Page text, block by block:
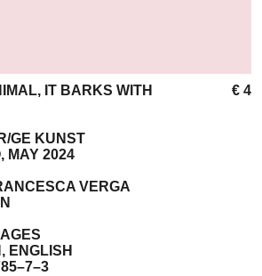
€ 4
IT BARKS WITH
GE KUNST
MAY 2024
VERGA
ENGLISH